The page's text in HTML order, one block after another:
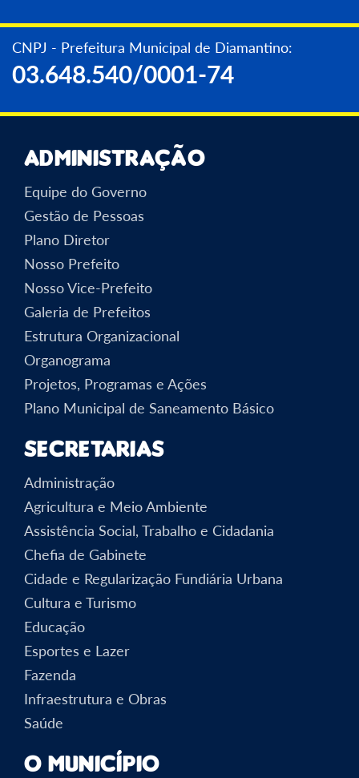
CNPJ - Prefeitura Municipal de Diamantino:
03.648.540/0001-74
Administração
Equipe do Governo
Gestão de Pessoas
Plano Diretor
Nosso Prefeito
Nosso Vice-Prefeito
Galeria de Prefeitos
Estrutura Organizacional
Organograma
Projetos, Programas e Ações
Plano Municipal de Saneamento Básico
Secretarias
Administração
Agricultura e Meio Ambiente
Assistência Social, Trabalho e Cidadania
Chefia de Gabinete
Cidade e Regularização Fundiária Urbana
Cultura e Turismo
Educação
Esportes e Lazer
Fazenda
Infraestrutura e Obras
Saúde
O Município